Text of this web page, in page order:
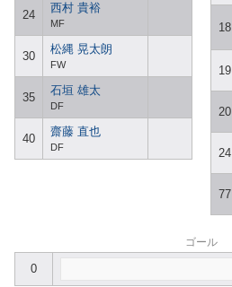
24
西村 貴裕
MF
30
松縄 晃太朗
FW
35
石垣 雄太
DF
40
齋藤 直也
DF
18
19
20
24
77
ゴール
0